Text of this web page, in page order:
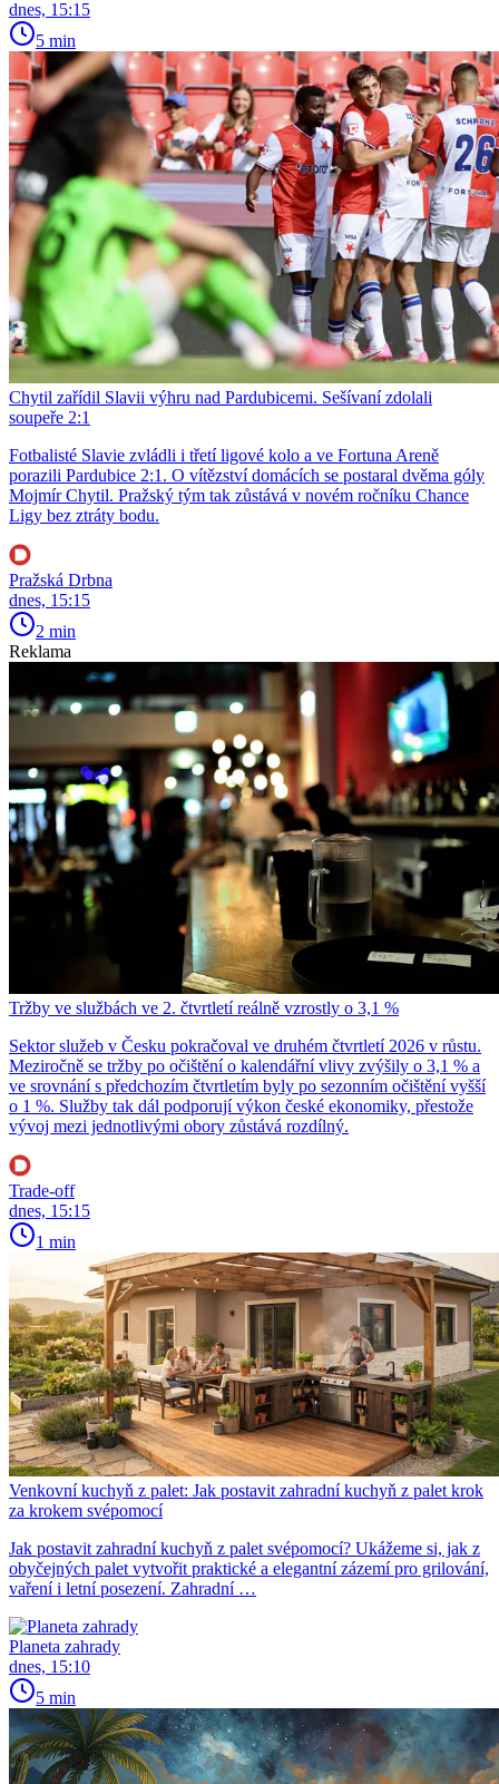
dnes, 15:15
5 min
Chytil zařídil Slavii výhru nad Pardubicemi. Sešívaní zdolali
soupeře 2:1
Fotbalisté Slavie zvládli i třetí ligové kolo a ve Fortuna Areně
porazili Pardubice 2:1. O vítězství domácích se postaral dvěma góly
Mojmír Chytil. Pražský tým tak zůstává v novém ročníku Chance
Ligy bez ztráty bodu.
Pražská Drbna
dnes, 15:15
2 min
Reklama
Tržby ve službách ve 2. čtvrtletí reálně vzrostly o 3,1 %
Sektor služeb v Česku pokračoval ve druhém čtvrtletí 2026 v růstu.
Meziročně se tržby po očištění o kalendářní vlivy zvýšily o 3,1 % a
ve srovnání s předchozím čtvrtletím byly po sezonním očištění vyšší
o 1 %. Služby tak dál podporují výkon české ekonomiky, přestože
vývoj mezi jednotlivými obory zůstává rozdílný.
Trade-off
dnes, 15:15
1 min
Venkovní kuchyň z palet: Jak postavit zahradní kuchyň z palet krok
za krokem svépomocí
Jak postavit zahradní kuchyň z palet svépomocí? Ukážeme si, jak z
obyčejných palet vytvořit praktické a elegantní zázemí pro grilování,
vaření i letní posezení. Zahradní …
Planeta zahrady
dnes, 15:10
5 min